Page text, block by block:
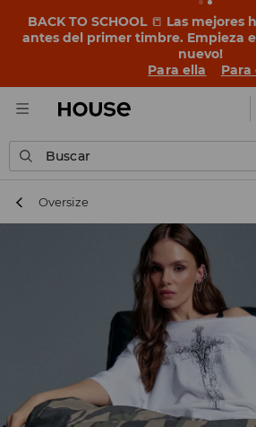
BACK TO SCHOOL 📒 Las mejores
antes del primer timbre. Empieza
nuevo!
Para ella
Para
Buscar
Oversize